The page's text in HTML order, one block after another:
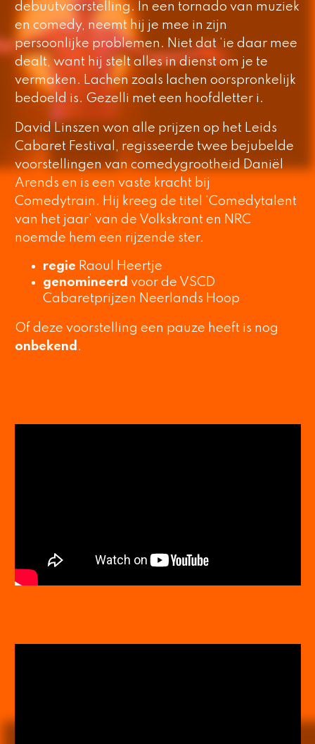
debuutvoorstelling. In een tornado van muziek
en comedy, neemt hij je mee in zijn
persoonlijke problemen. Niet dat ‘ie daar mee
dealt, want hij stelt alles in dienst om je te
vermaken. Lachen zoals lachen oorspronkelijk
bedoeld is. Gezelli met een hoofdletter i.
David Linszen won alle prijzen op het Leids
Cabaret Festival, regisseerde twee bejubelde
voorstellingen van comedygrootheid Daniël
Arends en is een vaste kracht bij
Comedytrain. Hij kreeg de titel ‘Comedytalent
van het jaar’ van de Volkskrant en NRC
noemde hem een rijzende ster.
regie Raoul Heertje
genomineerd voor de VSCD
Cabaretprijzen Neerlands Hoop
Of deze voorstelling een pauze heeft is nog
onbekend .